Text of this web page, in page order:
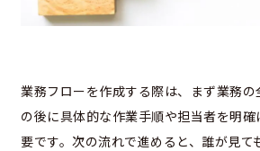
業務フローを作成する際は、まず業務
の後に具体的な作業手順や担当者を明
要です。次の流れで進めると、誰が見て